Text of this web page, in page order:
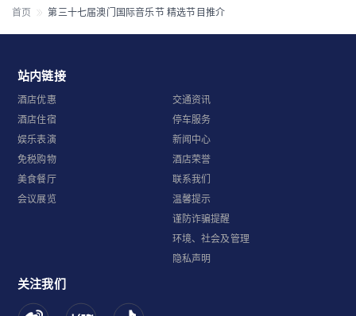
首页 第三十七届澳门国际音乐节 精选节目推介
站内链接
酒店优惠
酒店住宿
娱乐表演
免税购物
美食餐厅
会议展览
交通资讯
停车服务
新闻中心
酒店荣誉
联系我们
温馨提示
谨防诈骗提醒
环境、社会及管理
隐私声明
关注我们